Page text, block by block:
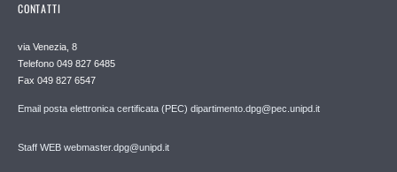
CONTATTI
via Venezia, 8
Telefono 049 827 6485
Fax 049 827 6547
Email posta elettronica certificata (PEC) dipartimento.dpg@pec.unipd.it
Staff WEB webmaster.dpg@unipd.it